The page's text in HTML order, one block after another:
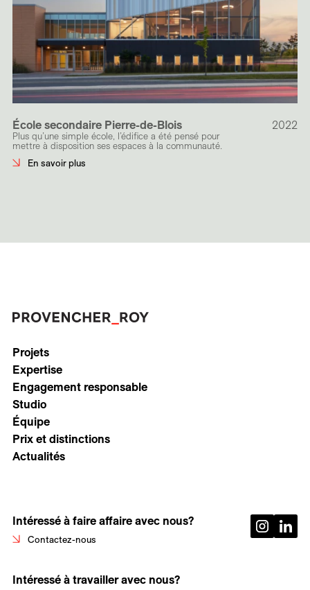
École secondaire Pierre-de-Blois
Plus qu’une simple école, l’édifice a été pensé pour
mettre à disposition ses espaces à la communauté.
En savoir plus
2022
Projets
Expertise
Engagement responsable
Studio
Équipe
Prix et distinctions
Actualités
Intéressé à faire affaire avec nous?
Contactez-nous
Intéressé à travailler avec nous?